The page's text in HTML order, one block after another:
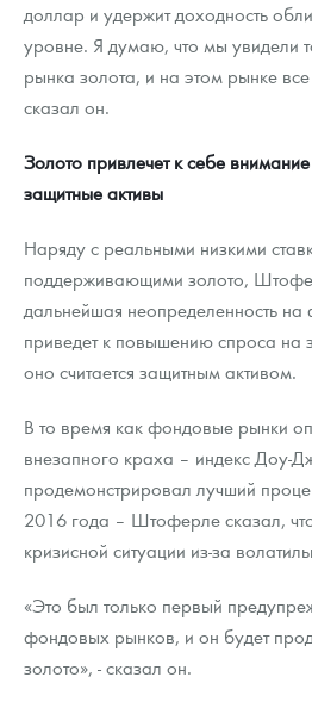
доллар и удержит доходность
уровне. Я думаю, что мы увидели
рынка золота, и на этом рынке
сказал он.
Золото привлечет к себе
защитные активы
Наряду с реальными низкими
поддерживающими золото,
дальнейшая неопределенность
приведет к повышению спроса на
оно считается защитным активом.
В то время как фондовые рынки
внезапного краха – индекс Доу-
продемонстрировал лучший
2016 года – Штоферле сказал,
кризисной ситуации из-за
«Это был только первый
фондовых рынков, и он будет
золото», - сказал он.